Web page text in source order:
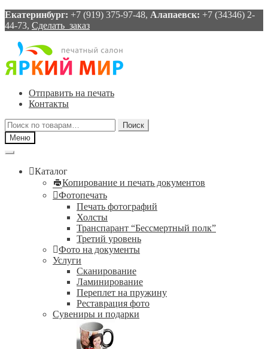
Екатеринбург: +7 (919) 375-97-48, Алапаевск: +7 (34346) 2-
44-73, Сделать заказ
Перейти
навигации
Перейти
содержимому
Отправить на печать
Контакты
Искать:
Поиск
Меню
Каталог
Копирование и печать документов
Фотопечать
Печать фотографий
Холсты
Транспарант “Бессмертный полк”
Третий уровень
Фото на документы
Услуги
Сканирование
Ламинирование
Переплет на пружину
Реставрация фото
Сувениры и подарки